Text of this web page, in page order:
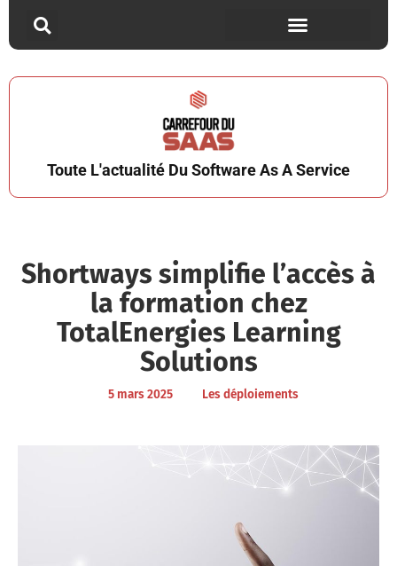
Toute L'actualité Du Software As A Service
Shortways simplifie l’accès à
la formation chez
TotalEnergies Learning
Solutions
5 mars 2025 Les déploiements